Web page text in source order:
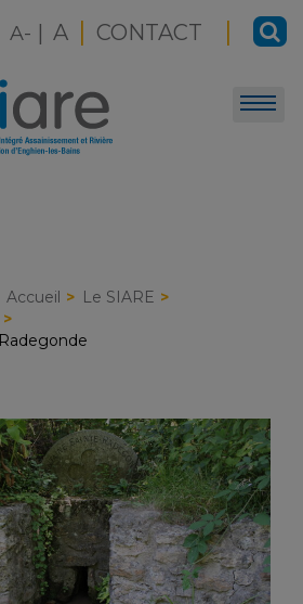
CONTACT |
A- | A |
Accueil
Le SIARE